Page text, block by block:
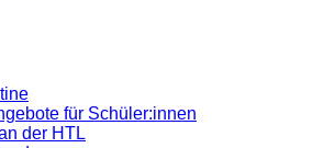
für Schüler:innen
der HTL